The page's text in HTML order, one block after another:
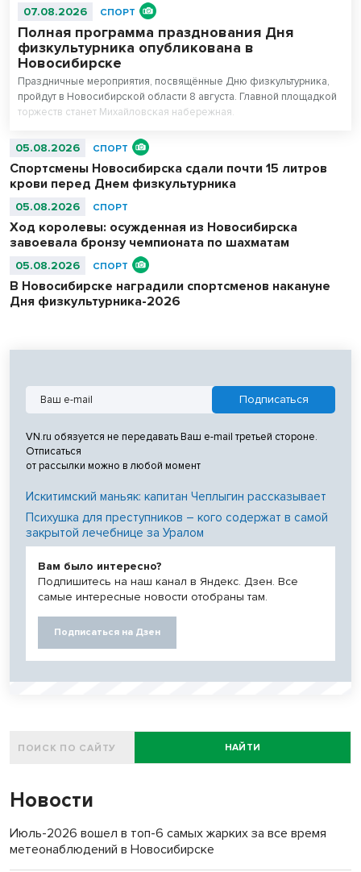
07.08.2026 СПОРТ
Полная программа празднования Дня
физкультурника опубликована в
Новосибирске
Праздничные мероприятия, посвящённые Дню физкультурника,
пройдут в Новосибирской области 8 августа. Главной площадкой
торжеств станет Михайловская набережная.
05.08.2026 СПОРТ
Спортсмены Новосибирска сдали почти 15 литров
крови перед Днем физкультурника
05.08.2026 СПОРТ
Ход королевы: осужденная из Новосибирска
завоевала бронзу чемпионата по шахматам
05.08.2026 СПОРТ
В Новосибирске наградили спортсменов накануне
Дня физкультурника-2026
VN.ru обязуется не передавать Ваш e-mail третьей стороне.
Отписаться
от рассылки можно в любой момент
Искитимский маньяк: капитан Чеплыгин рассказывает
Психушка для преступников – кого содержат в самой
закрытой лечебнице за Уралом
Вам было интересно?
Подпишитесь на наш канал в Яндекс. Дзен. Все
самые интересные новости отобраны там.
Подписаться на Дзен
НАЙТИ
Новости
Июль-2026 вошел в топ-6 самых жарких за все время
метеонаблюдений в Новосибирске